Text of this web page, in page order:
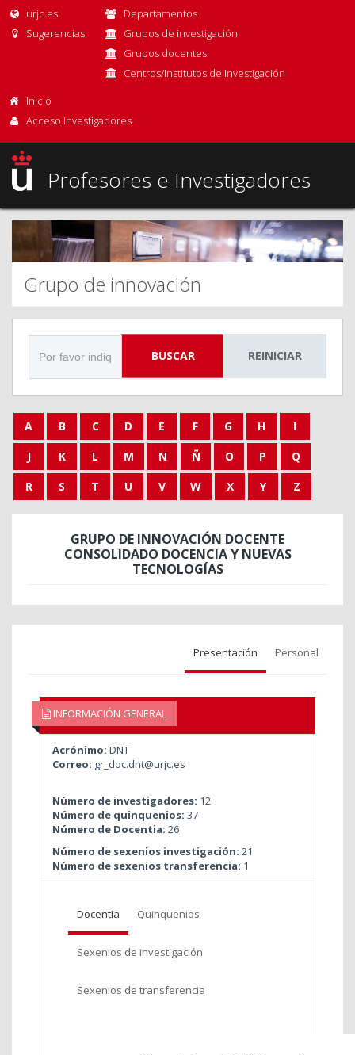
urjc.es
Sugerencias
Departamentos
Grupos de investigación
Grupos docentes
Centros/Institutos de Investigación
Inicio
Acceso Investigadores
Profesores e Investigadores
Grupo de innovación
BUSCAR REINICIAR
A B C D E F G H
I
J
K L M N Ñ O P
Q
R
S T U V W X Y Z
GRUPO DE INNOVACIÓN DOCENTE
CONSOLIDADO DOCENCIA Y NUEVAS
TECNOLOGÍAS
Presentación Personal
INFORMACIÓN GENERAL
Acrónimo: DNT
Correo: gr_doc.dnt@urjc.es
Número de investigadores: 12
Número de quinquenios: 37
Número de Docentia: 26
Número de sexenios investigación: 21
Número de sexenios transferencia: 1
Docentia Quinquenios
Sexenios de investigación
Sexenios de transferencia